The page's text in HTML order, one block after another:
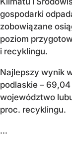
gospodarki
zobowiązane
poziom
i recyklingu.
Najlepszy wynik
podlaskie –
województwo
proc. recyklingu.
...